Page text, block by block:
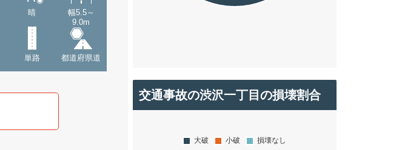
晴
幅5.5～
9.0m
単路 都道府県道
交通事故の渋沢一丁目の損壊割合